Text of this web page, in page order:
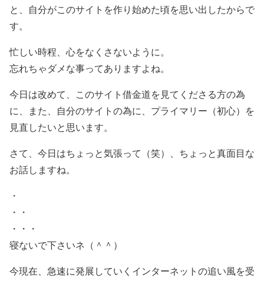
と、自分がこのサイトを作り始めた頃を思い出したからで
す。
忙しい時程、心をなくさないように。
忘れちゃダメな事ってありますよね。
今日は改めて、このサイト借金道を見てくださる方の為
に、また、自分のサイトの為に、プライマリー（初心）を
見直したいと思います。
さて、今日はちょっと気張って（笑）、ちょっと真面目な
お話しますね。
・
・・
・・・
寝ないで下さいネ（＾＾）
今現在、急速に発展していくインターネットの追い風を受